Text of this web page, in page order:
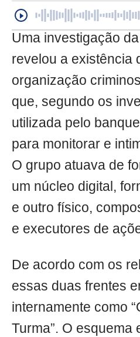
Uma investigação
revelou a existência
organização
que, segundo os
utilizada pelo
para monitorar e
O grupo atuava de
um núcleo digital,
e outro físico,
e executores de
De acordo com os
essas duas frentes
internamente como
Turma”. O esquema